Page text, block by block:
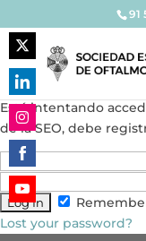
91
Está intentando
de la SEO, debe
Lost your password?
Share
on
Twitter
Share
on
LinkedIn
Share
on
Instagram
Share
on
Facebook
Share
on